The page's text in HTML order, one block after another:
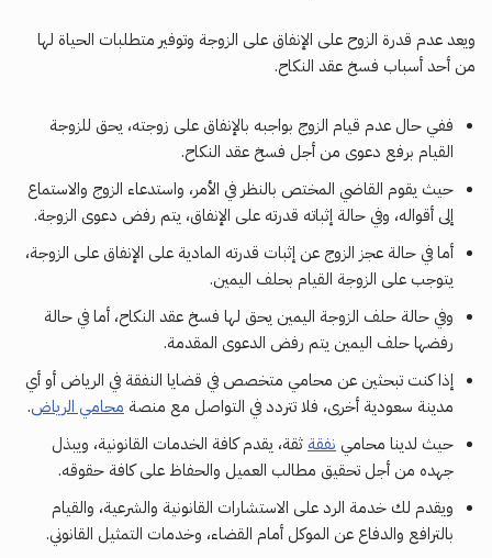
ويعد عدم قدرة الزوح على الإنفاق على الزوجة وتوفير متطلبات الحياة لها
من أحد أسباب فسخ عقد النكاح.
ففي حال عدم قيام الزوج بواجبه بالإنفاق على زوجته، يحق للزوجة
القيام برفع دعوى من أجل فسخ عقد النكاح.
حيث يقوم القاضي المختص بالنظر في الأمر، واستدعاء الزوج والاستماع
إلى أقواله، وفي حالة إثباته قدرته على الإنفاق، يتم رفض دعوى الزوجة.
أما في حالة عجز الزوج عن إثبات قدرته المادية على الإنفاق على الزوجة،
يتوجب على الزوجة القيام بحلف اليمين.
وفي حالة حلف الزوجة اليمين يحق لها فسخ عقد النكاح، أما في حالة
رفضها حلف اليمين يتم رفض الدعوى المقدمة.
إذا كنت تبحثين عن محامي متخصص في قضايا النفقة في الرياض أو أي
مدينة سعودية أخرى، فلا تتردد في التواصل مع منصة محامي الرياض.
حيث لدينا محامي نفقة ثقة، يقدم كافة الخدمات القانونية، ويبذل
جهده من أجل تحقيق مطالب العميل والحفاظ على كافة حقوقه.
ويقدم لك خدمة الرد على الاستشارات القانونية والشرعية، والقيام
بالترافع والدفاع عن الموكل أمام القضاء، وخدمات التمثيل القانوني.